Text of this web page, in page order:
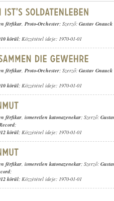
férfikar, Proto-Orchester; Szerző: Gustav Gnauck
körül; Közzététel ideje: 1970-01-01
férfikar, Proto-Orchester; Szerző: Gustav Gnauck
körül; Közzététel ideje: 1970-01-01
férfikar, ismeretlen katonazenekar; Szerző:
;
körül; Közzététel ideje: 1970-01-01
férfikar, ismeretlen katonazenekar; Szerző:
;
körül; Közzététel ideje: 1970-01-01